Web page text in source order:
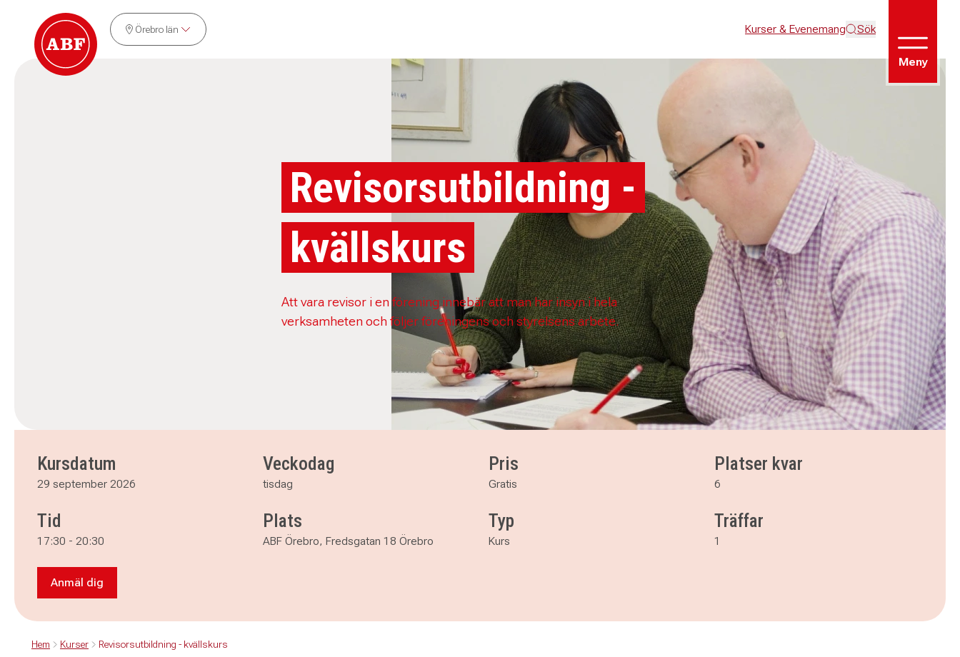
Örebro län Kurser & Evenemang Sök
Meny
Revisorsutbildning -
kvällskurs
Att vara revisor i en förening innebär att man har insyn i hela
verksamheten och följer föreningens och styrelsens arbete.
Kursdatum
29 september 2026
Veckodag
tisdag
Tid
17:30 - 20:30
Plats
ABF Örebro, Fredsgatan 18 Örebro
Pris
Gratis
Platser kvar
6
Typ
Kurs
Träffar
1
Anmäl dig till Revisorsutbildning - kvällskurs
Anmäl dig
Hem Kurser Revisorsutbildning - kvällskurs